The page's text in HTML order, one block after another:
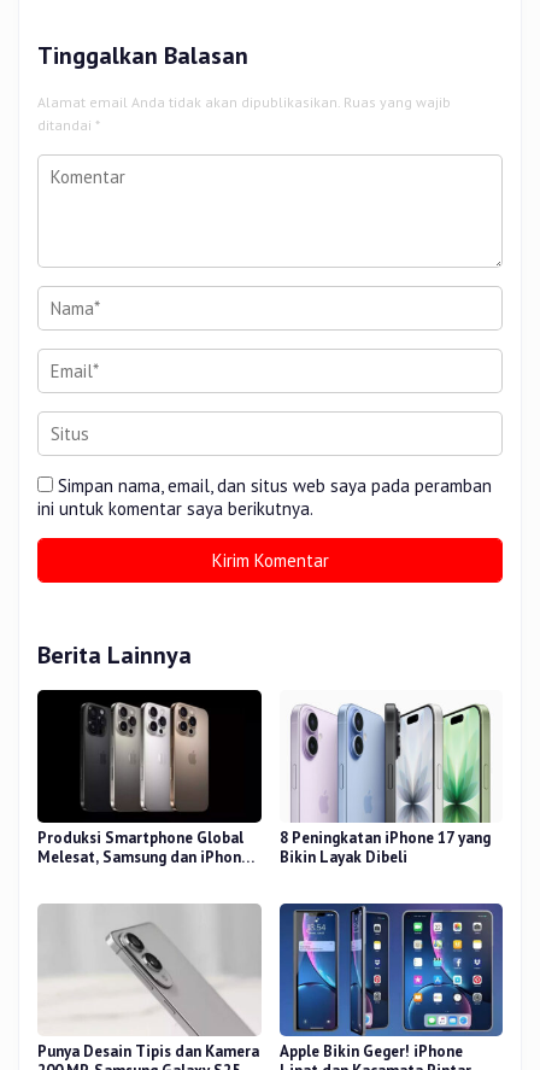
Tinggalkan Balasan
Alamat email Anda tidak akan dipublikasikan. Ruas yang wajib
ditandai *
Simpan nama, email, dan situs web saya pada peramban
ini untuk komentar saya berikutnya.
Berita Lainnya
Produksi Smartphone Global
Melesat, Samsung dan iPhone
8 Peningkatan iPhone 17 yang
Bikin Layak Dibeli
Punya Desain Tipis dan Kamera
Apple Bikin Geger! iPhone